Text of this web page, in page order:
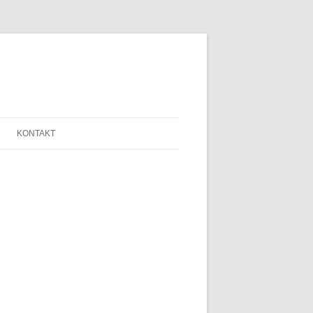
KONTAKT